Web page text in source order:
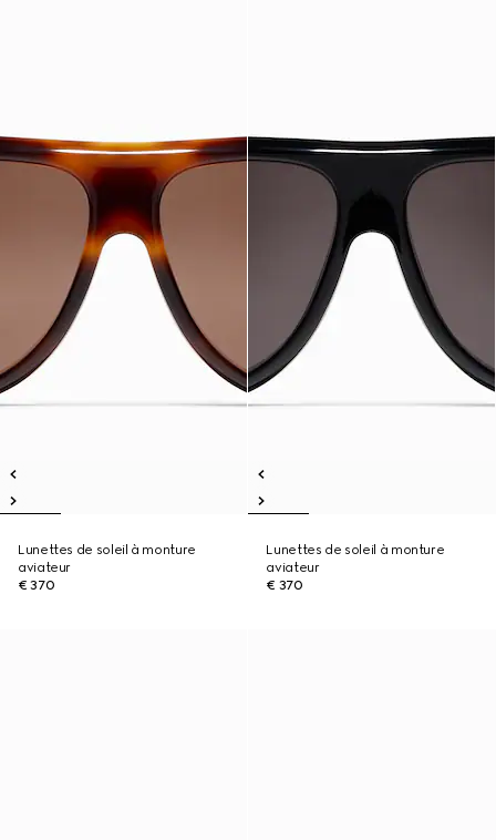
Lunettes de soleil à monture
aviateur
€ 370
Lunettes de soleil à monture
aviateur
€ 370